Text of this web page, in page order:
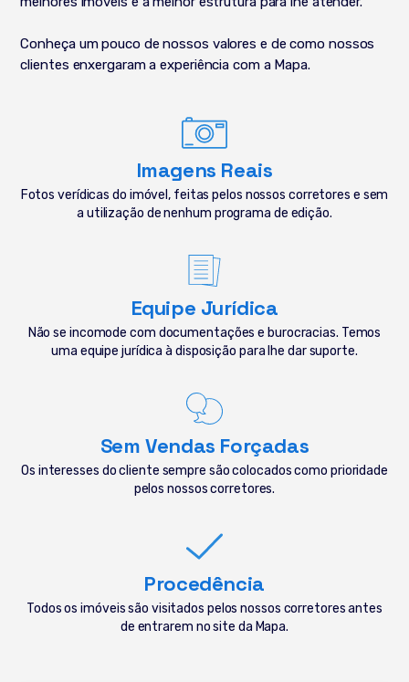
Conheça um pouco de nossos valores e de como nossos
clientes enxergaram a experiência com a Mapa.
Imagens Reais
Fotos verídicas do imóvel, feitas pelos nossos corretores e sem
a utilização de nenhum programa de edição.
Equipe Jurídica
Não se incomode com documentações e burocracias. Temos
uma equipe jurídica à disposição para lhe dar suporte.
Sem Vendas Forçadas
Os interesses do cliente sempre são colocados como prioridade
pelos nossos corretores.
Procedência
Todos os imóveis são visitados pelos nossos corretores antes
de entrarem no site da Mapa.